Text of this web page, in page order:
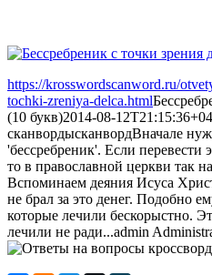
https://krosswordscanword.ru/
tochki-zreniya-delca.html
(10 букв)2014-08-
сканвордысканвордВначале
'бессребреник'. Если перевести
то в православной церкви так
Вспоминаем деяния Исуса
не брал за это денег. Подобно
которые лечили бескорыстно.
лечили не ради...admin